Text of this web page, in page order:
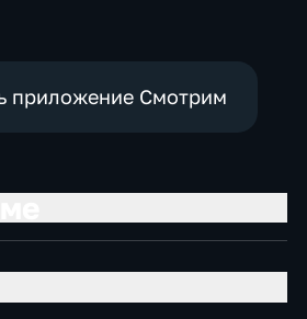
приложение Смотрим